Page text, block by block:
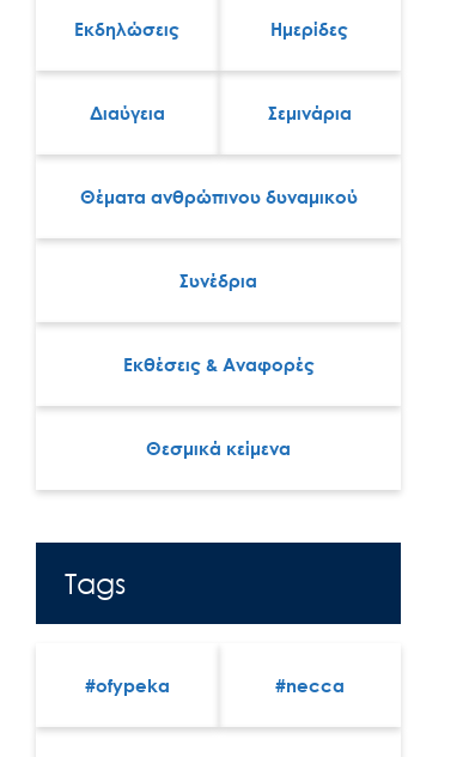
Εκδηλώσεις Ημερίδες
Διαύγεια Σεμινάρια
Θέματα ανθρώπινου δυναμικού
Συνέδρια
Εκθέσεις & Αναφορές
Θεσμικά κείμενα
Tags
#ofypeka #necca